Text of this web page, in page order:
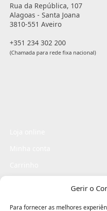
Gerir o
Para fornecer as melhores
Rua da República, 107
Alagoas - Santa Joana
3810-551 Aveiro
+351 234 302 200
(Chamada para rede fixa nacional)